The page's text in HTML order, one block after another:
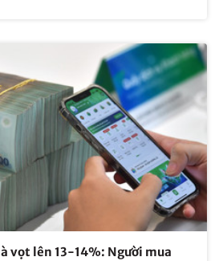
vọt lên 13-14%: Người mua